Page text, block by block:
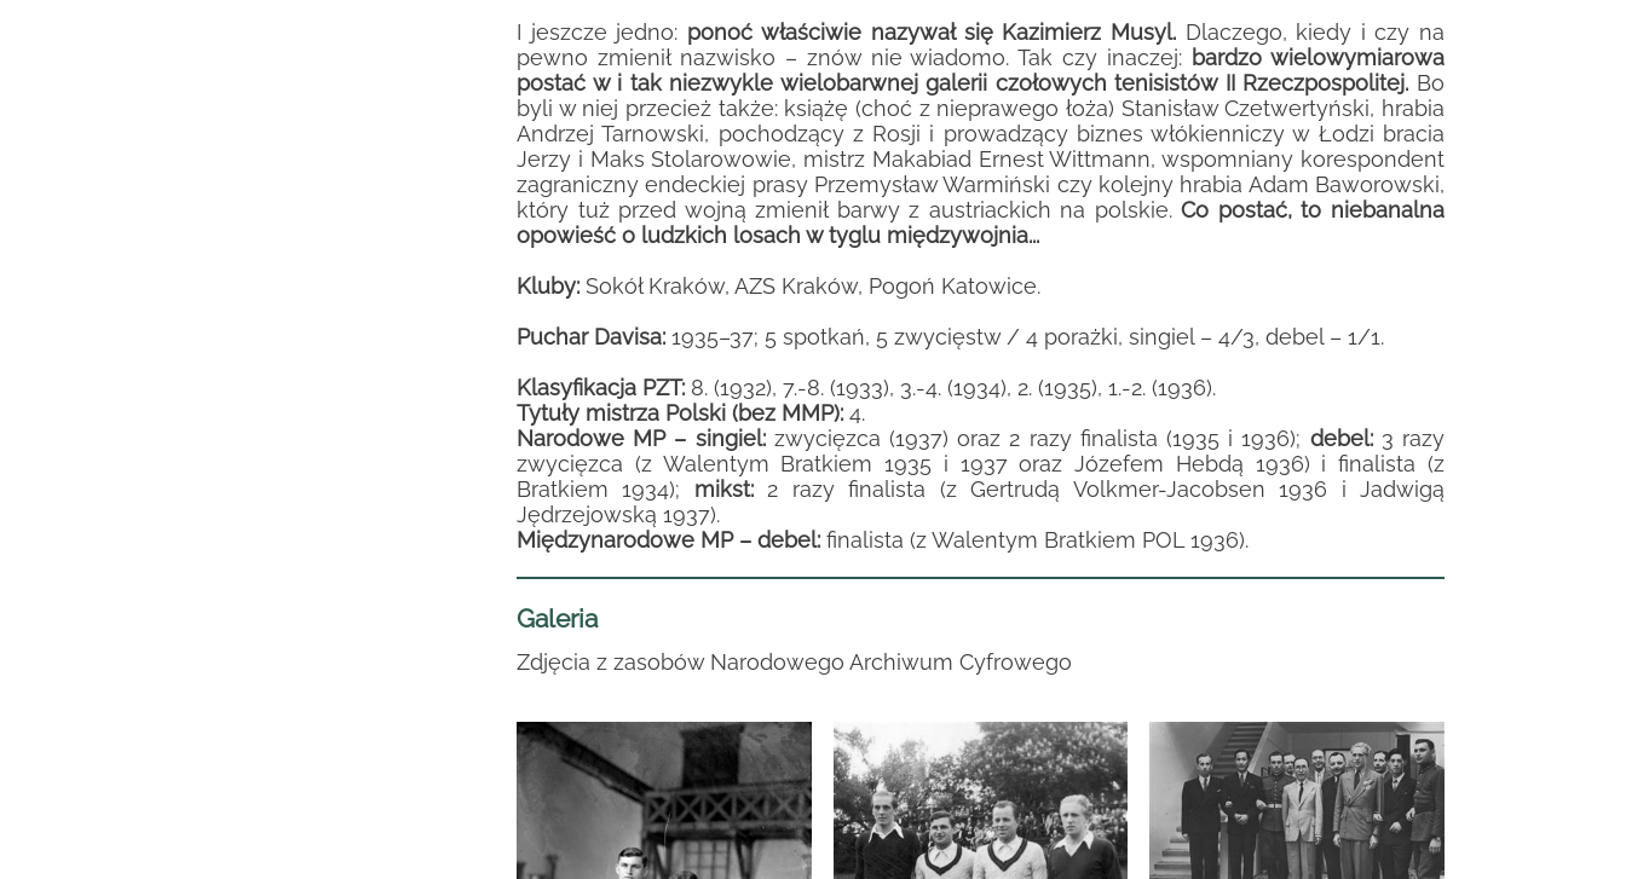
I jeszcze jedno: ponoćwłaściwie nazywał się Kazimierz Musyl.Dlaczego, kiedy i czy na
pewno zmienił nazwisko – znów nie wiadomo. Tak czy inaczej: bardzo wielowymiarowa
postać w i tak niezwykle wielobarwnej galerii czołowych tenisistów II Rzeczpospolitej. Bo
byli w niej przecież także: książę (choć z nieprawego łoża) Stanisław Czetwertyński, hrabia
Andrzej Tarnowski, pochodzący z Rosji i prowadzący biznes włókienniczy w Łodzi bracia
Jerzy i Maks Stolarowowie, mistrz Makabiad Ernest Wittmann, wspomniany korespondent
zagraniczny endeckiej prasy Przemysław Warmiński czy kolejny hrabia Adam Baworowski,
który tuż przed wojną zmienił barwy z austriackich na polskie.Co postać, to niebanalna
opowieść o ludzkich losach w tyglu międzywojnia...
Kluby: Sokół Kraków, AZS Kraków, Pogoń Katowice.
Puchar Davisa: 1935–37; 5 spotkań, 5 zwycięstw / 4 porażki, singiel – 4/3, debel – 1/1.
Klasyfikacja PZT: 8. (1932), 7.-8. (1933), 3.-4. (1934), 2. (1935), 1.-2. (1936).
Tytuły mistrza Polski (bez MMP): 4.
Narodowe MP – singiel:zwycięzca (1937) oraz 2 razy finalista (1935 i 1936); debel: 3 razy
zwycięzca (z Walentym Bratkiem 1935 i 1937 oraz Józefem Hebdą 1936) i finalista (z
Bratkiem 1934); mikst:2 razy finalista (z Gertrudą Volkmer-Jacobsen 1936 i Jadwigą
Jędrzejowską 1937).
Międzynarodowe MP – debel: finalista (z Walentym Bratkiem POL 1936).
Galeria
Zdjęcia z zasobów Narodowego Archiwum Cyfrowego